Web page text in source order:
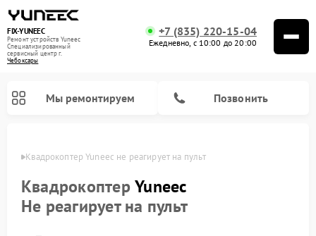
FIX-YUNEEC
Ремонт устройств Yuneec
Специализированный
cервисный центр г.
Чебоксары
+7 (835) 220-15-04
Ежедневно, с 10:00 до 20:00
Мы ремонтируем Позвонить
Квадрокоптер Yuneec не реагирует на пульт
КвадрокоптерYuneec
Не реагирует на пульт